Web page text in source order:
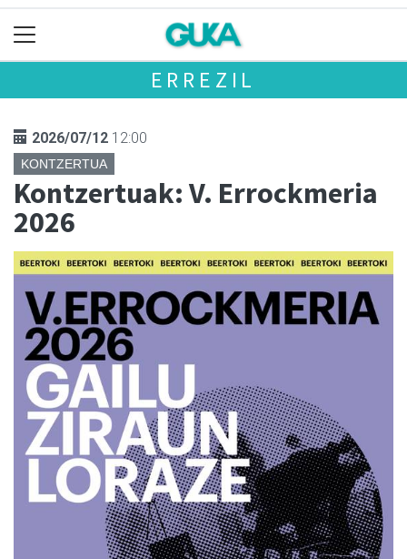
ERREZIL
2026/07/12 12:00
KONTZERTUA
Kontzertuak: V. Errockmeria
2026